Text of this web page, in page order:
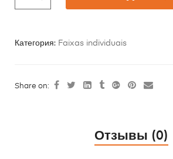
Категория: Faixas individuais
Share on:
Отзывы (0)